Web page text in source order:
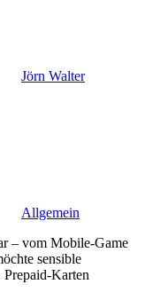
Jörn Walter
Allgemein
– vom Mobile-Game
sensible
Karten